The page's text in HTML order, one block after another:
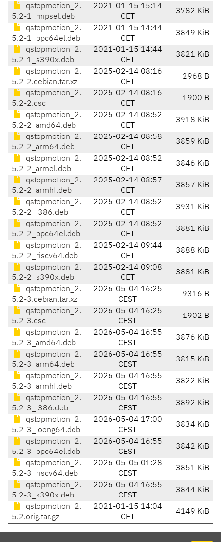
qstopmotion_2.
5.2-1_mipsel.deb
2021-01-15 15:14
CET
3782 KiB
qstopmotion_2.
5.2-1_ppc64el.deb
2021-01-15 14:44
CET
3849 KiB
qstopmotion_2.
5.2-1_s390x.deb
2021-01-15 14:44
CET
3821 KiB
qstopmotion_2.
5.2-2.debian.tar.xz
2025-02-14 08:16
CET
2968 B
qstopmotion_2.
5.2-2.dsc
2025-02-14 08:16
CET
1900 B
qstopmotion_2.
5.2-2_amd64.deb
2025-02-14 08:52
CET
3918 KiB
qstopmotion_2.
5.2-2_arm64.deb
2025-02-14 08:58
CET
3859 KiB
qstopmotion_2.
5.2-2_armel.deb
2025-02-14 08:52
CET
3846 KiB
qstopmotion_2.
5.2-2_armhf.deb
2025-02-14 08:57
CET
3857 KiB
qstopmotion_2.
5.2-2_i386.deb
2025-02-14 08:52
CET
3931 KiB
qstopmotion_2.
5.2-2_ppc64el.deb
2025-02-14 08:52
CET
3881 KiB
qstopmotion_2.
5.2-2_riscv64.deb
2025-02-14 09:44
CET
3888 KiB
qstopmotion_2.
5.2-2_s390x.deb
2025-02-14 09:08
CET
3881 KiB
qstopmotion_2.
5.2-3.debian.tar.xz
2026-05-04 16:25
CEST
9316 B
qstopmotion_2.
5.2-3.dsc
2026-05-04 16:25
CEST
1902 B
qstopmotion_2.
5.2-3_amd64.deb
2026-05-04 16:55
CEST
3876 KiB
qstopmotion_2.
5.2-3_arm64.deb
2026-05-04 16:55
CEST
3815 KiB
qstopmotion_2.
5.2-3_armhf.deb
2026-05-04 16:55
CEST
3822 KiB
qstopmotion_2.
5.2-3_i386.deb
2026-05-04 16:55
CEST
3892 KiB
qstopmotion_2.
5.2-3_loong64.deb
2026-05-04 17:00
CEST
3834 KiB
qstopmotion_2.
5.2-3_ppc64el.deb
2026-05-04 16:55
CEST
3842 KiB
qstopmotion_2.
5.2-3_riscv64.deb
2026-05-05 01:28
CEST
3851 KiB
qstopmotion_2.
5.2-3_s390x.deb
2026-05-04 16:55
CEST
3844 KiB
qstopmotion_2.
5.2.orig.tar.gz
2021-01-15 14:04
CET
4149 KiB